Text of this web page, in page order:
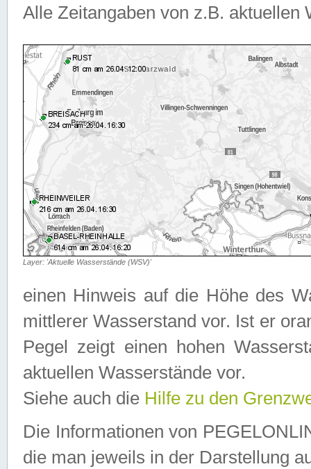
Alle Zeitangaben von z.B. aktuellen
Layer: 'Aktuelle Wasserstände (WSV)'
einen Hinweis auf die Höhe des
mittlerer Wasserstand vor. Ist er
Pegel zeigt einen hohen
aktuellen Wasserstände vor.
Siehe auch die Hilfe zu den
Die Informationen von
die man jeweils in der Darstellung